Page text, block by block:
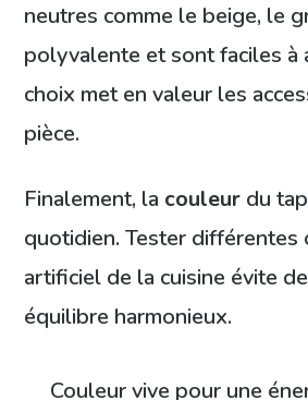
neutres comme le beige, le
polyvalente et sont faciles à
choix met en valeur les
pièce.
Finalement, la couleur du
quotidien. Tester différentes
artificiel de la cuisine évite
équilibre harmonieux.
Couleur vive pour une